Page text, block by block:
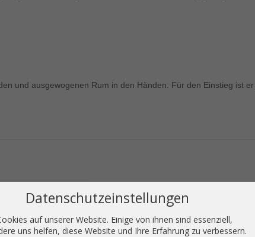
und ausgewogenen Rum in den Händen. Für den Einstieg ist
Finos Dominicanos nach demselben Vorgehen. Für
einen den Zuckerrohsaft als auch die Melasse, welche sie
Rum sowohl in amerikanische als auch französische
12 aber nur zwischen 6 bis 12 Jahre reifen bevor sie
Datenschutzeinstellungen
auf unserer Website. Einige von ihnen sind essenziell,
uns helfen, diese Website und Ihre Erfahrung zu verbessern.